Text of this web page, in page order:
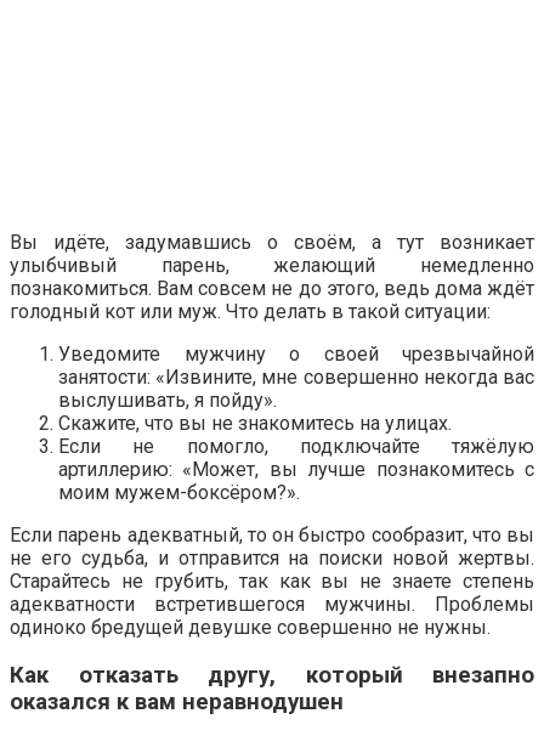
Вы идёте, задумавшись о своём, а тут возникает
улыбчивый парень, желающий немедленно
познакомиться. Вам совсем не до этого, ведь дома ждёт
голодный кот или муж. Что делать в такой ситуации:
Уведомите мужчину о своей чрезвычайной
занятости: «Извините, мне совершенно некогда вас
выслушивать, я пойду».
Скажите, что вы не знакомитесь на улицах.
Если не помогло, подключайте тяжёлую
артиллерию: «Может, вы лучше познакомитесь с
моим мужем-боксёром?».
Если парень адекватный, то он быстро сообразит, что вы
не его судьба, и отправится на поиски новой жертвы.
Старайтесь не грубить, так как вы не знаете степень
адекватности встретившегося мужчины. Проблемы
одиноко бредущей девушке совершенно не нужны.
Как отказать другу, который внезапно
оказался к вам неравнодушен